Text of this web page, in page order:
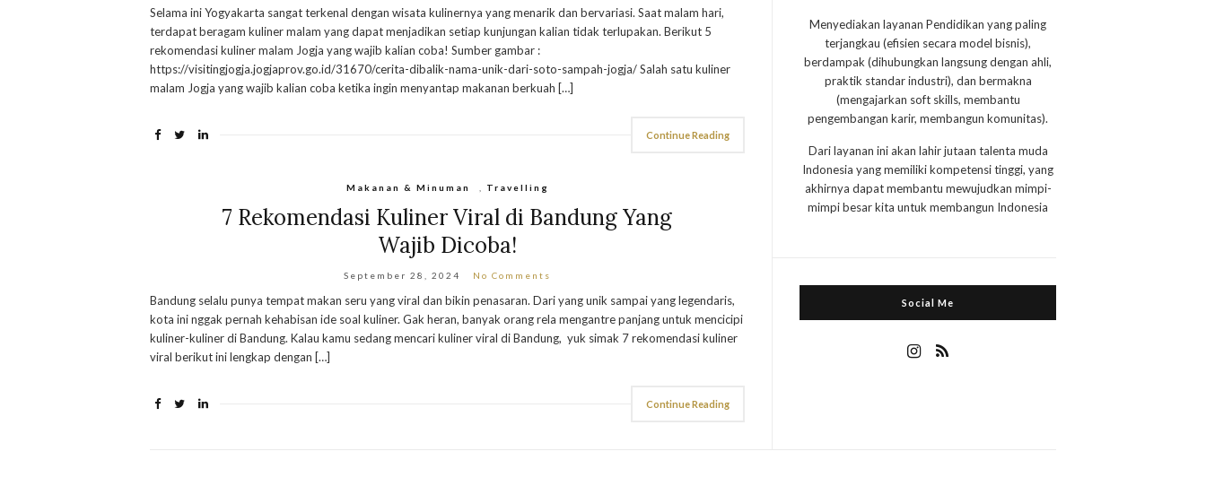
Selama ini Yogyakarta sangat terkenal dengan wisata kulinernya yang menarik dan bervariasi. Saat malam hari,
terdapat beragam kuliner malam yang dapat menjadikan setiap kunjungan kalian tidak terlupakan. Berikut 5
rekomendasi kuliner malam Jogja yang wajib kalian coba! Sumber gambar :
https://visitingjogja.jogjaprov.go.id/31670/cerita-dibalik-nama-unik-dari-soto-sampah-jogja/ Salah satu kuliner
malam Jogja yang wajib kalian coba ketika ingin menyantap makanan berkuah […]
Continue Reading
Makanan & Minuman Travelling
7 Rekomendasi Kuliner Viral di Bandung Yang
Wajib Dicoba!
September 28, 2024 No Comments
Bandung selalu punya tempat makan seru yang viral dan bikin penasaran. Dari yang unik sampai yang legendaris,
kota ini nggak pernah kehabisan ide soal kuliner. Gak heran, banyak orang rela mengantre panjang untuk mencicipi
kuliner-kuliner di Bandung. Kalau kamu sedang mencari kuliner viral di Bandung, yuk simak 7 rekomendasi kuliner
viral berikut ini lengkap dengan […]
Continue Reading
Menyediakan layanan Pendidikan yang paling
terjangkau (efisien secara model bisnis),
berdampak (dihubungkan langsung dengan ahli,
praktik standar industri), dan bermakna
(mengajarkan soft skills, membantu
pengembangan karir, membangun komunitas).
Dari layanan ini akan lahir jutaan talenta muda
Indonesia yang memiliki kompetensi tinggi, yang
akhirnya dapat membantu mewujudkan mimpi-
mimpi besar kita untuk membangun Indonesia
Social Me